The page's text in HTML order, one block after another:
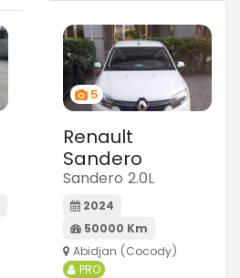
5
Renault
Sandero
Sandero 2.0L
2024
50000 Km
Abidjan (Cocody)
PRO